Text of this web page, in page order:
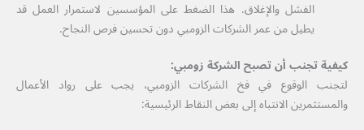
الفشل والإغلاق. هذا الضغط على المؤسسين لاستمرار العمل قد
يطيل من عمر الشركات الزومبي دون تحسين فرص النجاح.
كيفية تجنب أن تصبح الشركة زومبي:
لتجنب الوقوع في فخ الشركات الزومبي، يجب على رواد الأعمال
والمستثمرين الانتباه إلى بعض النقاط الرئيسية: